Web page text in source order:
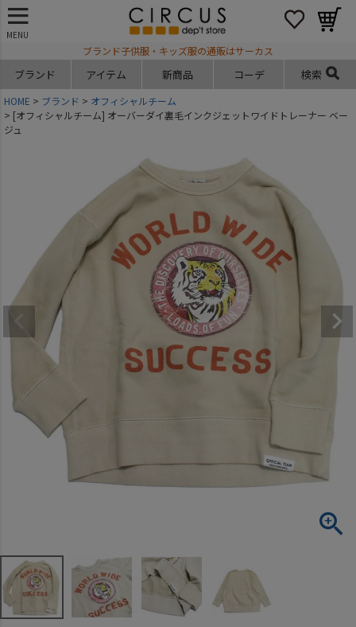
MENU
ブランド子供服・キッズ服の通販はサーカス
ブランド アイテム 新商品 コーデ 検索
HOME ブランド
オフィシャルチーム
[オフィシャルチーム] オーバーダイ裏毛インクジェットワイドトレーナー ベー
ジュ